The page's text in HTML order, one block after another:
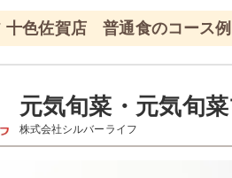
十色佐賀店 普通食のコース例
元気旬菜・元気旬
株式会社シルバーライフ